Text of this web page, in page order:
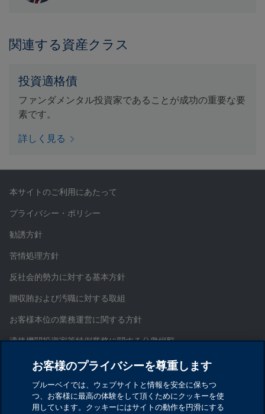
関連する資産クラス
投資適格債
ファンダメンタル投資家であることが成功の重要な要
素です。
詳しく見る
本サイトのご利用にあたって
プライバシー・ポリシー
勧誘方針
苦情処理方針
反社会的勢力に対する基本方針
贈収賄および汚職に対する取組
お客様本位の業務運営に関する方針
適格機関投資家等特例業務に関する公衆縦覧
証券取引等監視委員会情報提供窓口
お問い合わせ
サイトマップ
お客様のプライバシーを尊重します
ブルーベイでは、ウェブサイトと情報を安全に保ちつ
つ、お客様に最高の体験をして頂くためにクッキーを使
用しています。クッキーにはサイトの動作を円滑にする